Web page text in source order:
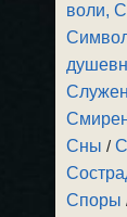
воли,
Сны /
Споры